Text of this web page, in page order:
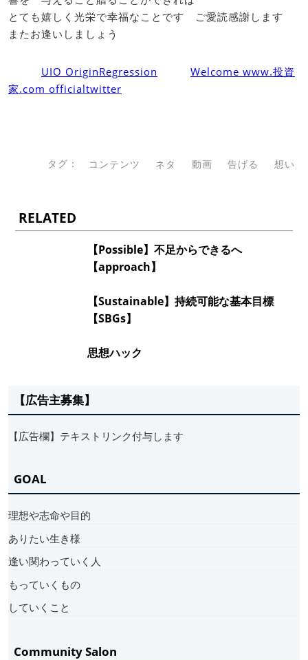
とても嬉しく光栄で幸福なことです ご愛読感謝します
またお逢いしましょう
UIO OriginRegression
Welcome www.投資
家.com officialtwitter
タグ： コンテンツ ネタ 動画 告げる 想い
RELATED
【Possible】不足からできるへ
【approach】
【Sustainable】持続可能な基本目標
【SBGs】
思想ハック
【広告主募集】
【広告欄】テキストリンク付与します
GOAL
理想や志命や目的
ありたい生き様
逢い関わっていく人
もっていくもの
していくこと
Community Salon